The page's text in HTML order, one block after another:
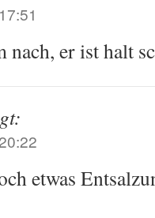
nach, er ist halt
etwas